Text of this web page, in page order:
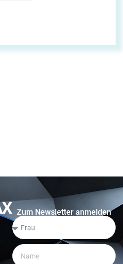
Zum Newsletter anmelden